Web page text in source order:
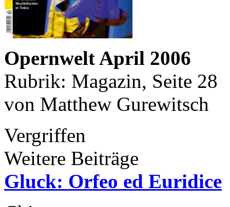
Opernwelt April 2006
Rubrik: Magazin, Seite 28
von Matthew Gurewitsch
Vergriffen
Weitere Beiträge
Gluck: Orfeo ed Euridice